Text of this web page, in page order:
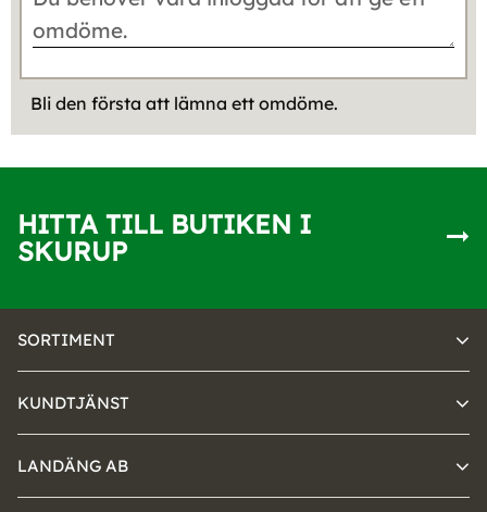
Bli den första att lämna ett omdöme.
HITTA TILL BUTIKEN I
SKURUP
SORTIMENT
KUNDTJÄNST
LANDÄNG AB